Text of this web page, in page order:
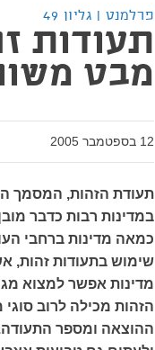
פרלמנט | גליון 49
תעודות
מבט
12 בספטמבר 2005
תעודת הזהות, המסמך
במדינות רבות כדבר
שימוש בתעודות זהות,
מדינות אפשר למצוא
הזהות מכילה לרוב
ההוצאה ומספר